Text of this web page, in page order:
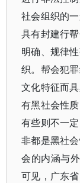
社会组织的
具有封建行
明确、规律
织。帮会犯
文化特征而
有黑社会性
有些则不一
非都是黑社
会的内涵与
可见，广东